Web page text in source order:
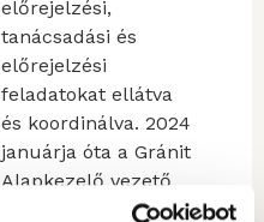
előrejelzési,
tanácsadási és
előrejelzési
feladatokat ellátva
és koordinálva. 2024
januárja óta a Gránit
Alapkezelő vezető
közgazdásza, amely